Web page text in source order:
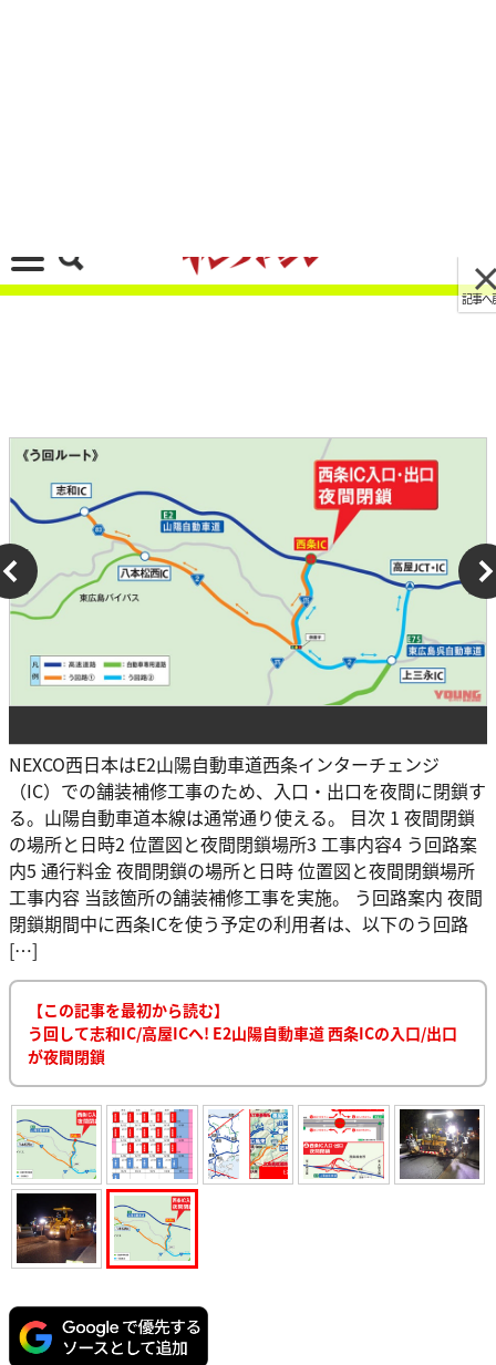
NEXCO西日本はE2山陽自動車道西条インターチェンジ
（IC）での舗装補修工事のため、入口・出口を夜間に閉鎖す
る。山陽自動車道本線は通常通り使える。 目次 1 夜間閉鎖
の場所と日時2 位置図と夜間閉鎖場所3 工事内容4 う回路案
内5 通行料金 夜間閉鎖の場所と日時 位置図と夜間閉鎖場所
工事内容 当該箇所の舗装補修工事を実施。 う回路案内 夜間
閉鎖期間中に西条ICを使う予定の利用者は、以下のう回路
[…]
【この記事を最初から読む】
う回して志和IC/高屋ICへ! E2山陽自動車道 西条ICの入口/出口
が夜間閉鎖